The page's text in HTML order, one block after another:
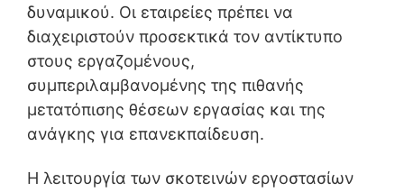
δυναμικού. Οι εταιρείες πρέπει να
διαχειριστούν προσεκτικά τον αντίκτυπο
στους εργαζομένους,
συμπεριλαμβανομένης της πιθανής
μετατόπισης θέσεων εργασίας και της
ανάγκης για επανεκπαίδευση.
Η λειτουργία των σκοτεινών εργοστασίων